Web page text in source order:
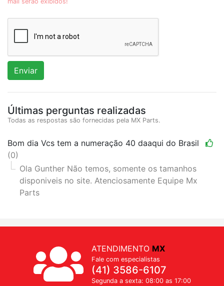
Enviar
Últimas perguntas realizadas
Todas as respostas são fornecidas pela MX Parts.
Bom dia Vcs tem a numeração 40 daaqui do Brasil
(0)
Ola Gunther Não temos, somente os tamanhos
disponiveis no site. Atenciosamente Equipe Mx
Parts
ATENDIMENTO MX
Fale com especialistas
(41) 3586-6107
Segunda a sexta: 08:00 as 17:00